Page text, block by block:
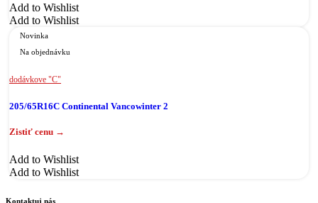
Add to Wishlist
Add to Wishlist
Novinka
Na objednávku
dodávkove "C"
205/65R16C Continental Vancowinter 2
Add to Wishlist
Add to Wishlist
Kontaktuj nás